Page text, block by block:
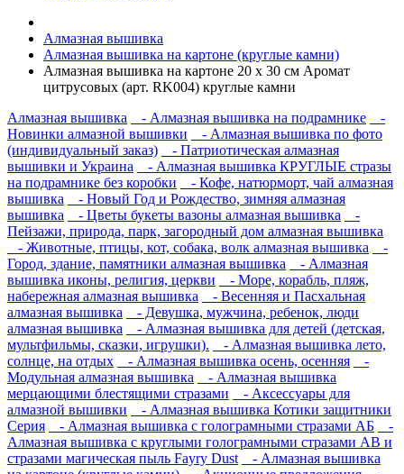
Алмазная вышивка
Алмазная вышивка на картоне (круглые камни)
Алмазная вышивка на картоне 20 х 30 см Аромат
цитрусовых (арт. RK004) круглые камни
Алмазная вышивка
- Алмазная вышивка на подрамнике
-
Новинки алмазной вышивки
- Алмазная вышивка по фото
(индивидуальный заказ)
- Патриотическая алмазная
вышивки и Украина
- Алмазная вышивка КРУГЛЫЕ стразы
на подрамнике без коробки
- Кофе, натюрморт, чай алмазная
вышивка
- Новый Год и Рождество, зимняя алмазная
вышивка
- Цветы букеты вазоны алмазная вышивка
-
Пейзажи, природа, парк, загородный дом алмазная вышивка
- Животные, птицы, кот, собака, волк алмазная вышивка
-
Город, здание, памятники алмазная вышивка
- Алмазная
вышивка иконы, религия, церкви
- Море, корабль, пляж,
набережная алмазная вышивка
- Весенняя и Пасхальная
алмазная вышивка
- Девушка, мужчина, ребенок, люди
алмазная вышивка
- Алмазная вышивка для детей (детская,
мультфильмы, сказки, игрушки).
- Алмазная вышивка лето,
солнце, на отдых
- Алмазная вышивка осень, осенняя
-
Модульная алмазная вышивка
- Алмазная вышивка
мерцающими блестящими стразами
- Аксессуары для
алмазной вышивки
- Алмазная вышивка Котики защитники
Серия
- Алмазная вышивка с голограмными стразами АБ
-
Алмазная вышивка с круглыми голограмными стразами AB и
стразами магическая пыль Fayry Dust
- Алмазная вышивка